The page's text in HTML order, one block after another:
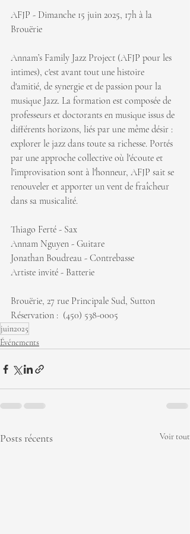
AFJP - Dimanche 15 juin 2025, 17h à la
Brouërie
Annam’s Family Jazz Project (AFJP pour les
intimes), c'est avant tout une histoire
d'amitié, de synergie et de passion pour la
musique Jazz. La formation est composée de
professeurs et doctorants en musique issus de
différents horizons, liés par une même désir :
explorer le jazz dans toute sa richesse. Portés
par une approche collective où l'écoute et
l'improvisation sont à l'honneur, AFJP sait se
renouveler et apporter un vent de fraîcheur
dans sa musicalité.
Thiago Ferté - Sax
Annam Nguyen - Guitare
Jonathan Boudreau - Contrebasse
Artiste invité - Batterie
Brouërie, 27 rue Principale Sud, Sutton
Réservation :  (450) 538-0005​
juin2025
Événements
Posts récents Voir tout